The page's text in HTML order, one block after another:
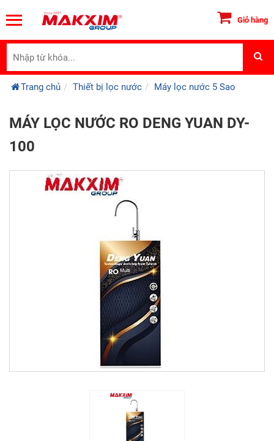
Giỏ hàng
Trang chủ Thiết bị lọc nước Máy lọc nước 5 Sao
MÁY LỌC NƯỚC RO DENG YUAN DY-
100